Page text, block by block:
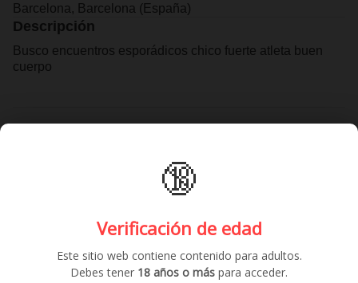
Barcelona, Barcelona (España)
Descripción
Busco encuentros esporádicos chico fuerte atleta buen
cuerpo
🔞
Verificación de edad
Este sitio web contiene contenido para adultos.
Debes tener 18 años o más para acceder.